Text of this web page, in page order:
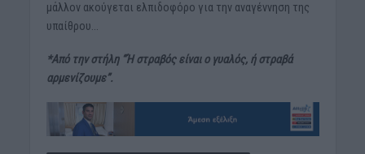
μάλλον ακούγεται ελπιδοφόρο για την αναγέννηση της
υπαίθρου…
*Από την στήλη “Ή στραβός είναι ο γυαλός, ή στραβά
αρμενίζουμε”.